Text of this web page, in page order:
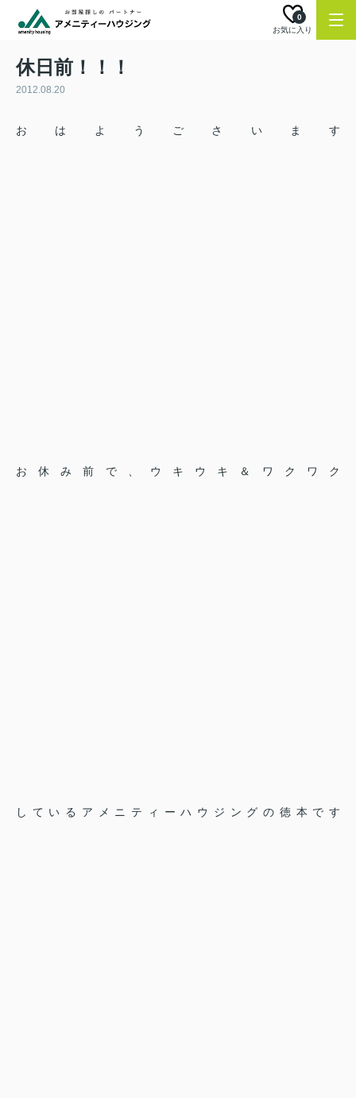
お気に入り
0
休日前！！！
2012.08.20
おはようごさいます
お休み前で、ウキウキ＆ワクワク
しているアメニティーハウジングの徳本です